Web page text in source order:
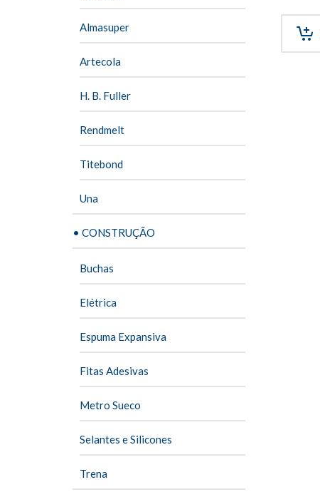
Almasuper
Artecola
H. B. Fuller
Rendmelt
Titebond
Una
• CONSTRUÇÃO
Buchas
Elétrica
Espuma Expansiva
Fitas Adesivas
Metro Sueco
Selantes e Silicones
Trena